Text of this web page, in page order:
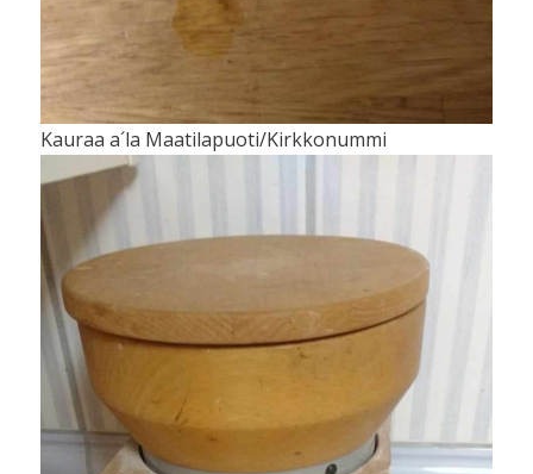
Kauraa a´la Maatilapuoti/Kirkkonummi